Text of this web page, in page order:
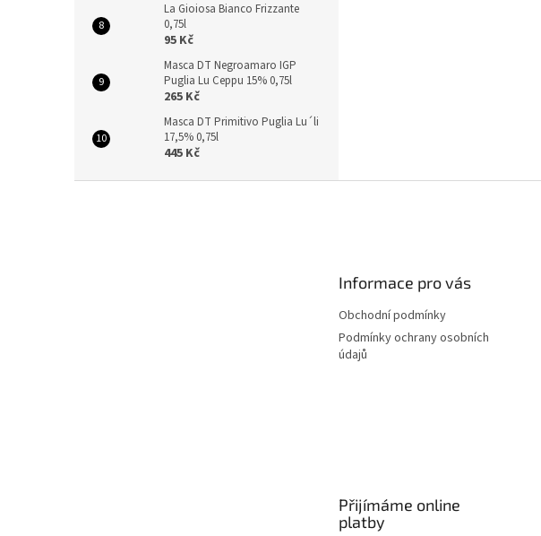
La Gioiosa Bianco Frizzante
0,75l
95 Kč
Masca DT Negroamaro IGP
Puglia Lu Ceppu 15% 0,75l
265 Kč
Masca DT Primitivo Puglia Lu´li
17,5% 0,75l
445 Kč
Informace pro vás
Obchodní podmínky
Podmínky ochrany osobních
údajů
Přijímáme online
platby